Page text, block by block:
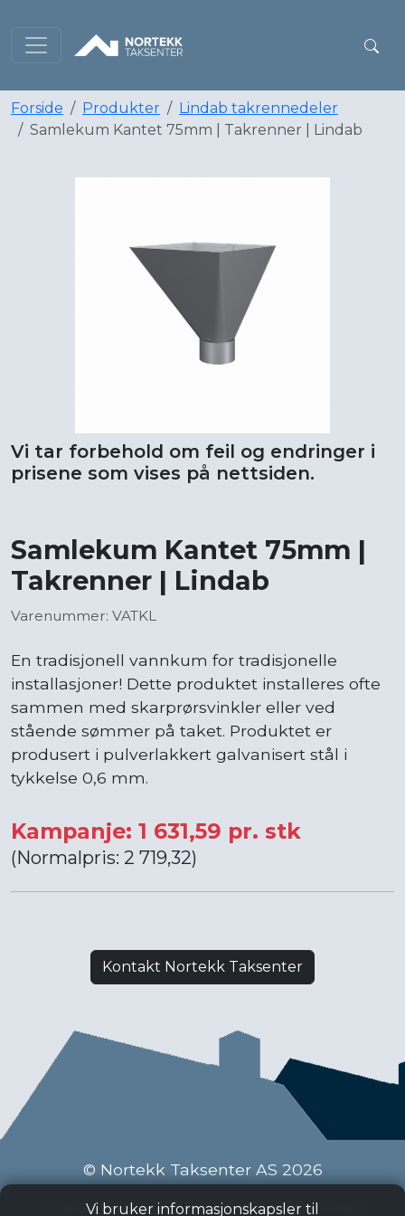
Forside Produkter
Lindab takrennedeler
Samlekum Kantet 75mm | Takrenner | Lindab
Vi tar forbehold om feil og endringer i
prisene som vises på nettsiden.
Samlekum Kantet 75mm |
Takrenner | Lindab
Varenummer: VATKL
En tradisjonell vannkum for tradisjonelle
installasjoner! Dette produktet installeres ofte
sammen med skarprørsvinkler eller ved
stående sømmer på taket. Produktet er
produsert i pulverlakkert galvanisert stål i
tykkelse 0,6 mm.
Kampanje: 1 631,59 pr. stk
(Normalpris: 2 719,32)
Kontakt Nortekk Taksenter
© Nortekk Taksenter AS 2026
Industriveien 9 C, 2020 Skedsmokorset
Vi bruker informasjonskapsler til